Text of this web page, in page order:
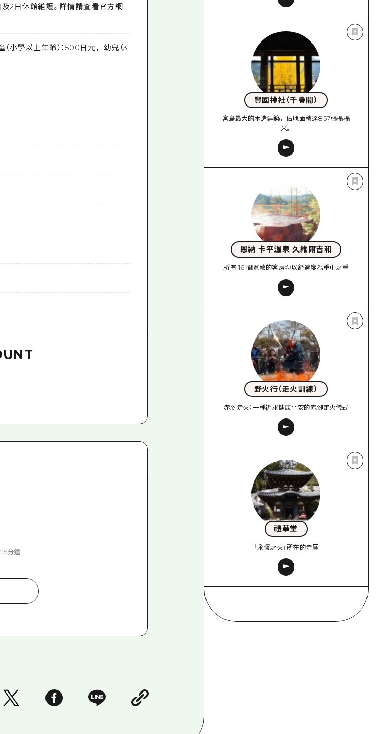
及2日休館維護。詳情請查看官方網
小學以上年齡）：500日元，幼兒（3
分鐘
豐國神社（千疊閣）
宮島最大的木造建築，佔地面積達857張榻榻
米。
恩納 卡平溫泉 久維爾吉和
所有 16 間寬敞的客房均以舒適度為重中之重
野火行（走火訓練）
赤腳走火：一種祈求健康平安的赤腳走火儀式
禮華堂
「永恆之火」所在的寺廟